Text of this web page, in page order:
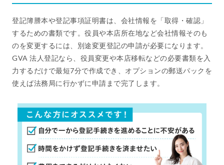
登記簿謄本や登記事項証明書は、会社情報を「取得・確認」
するための書類です。役員や本店所在地など会社情報そのも
のを変更するには、別途変更登記の申請が必要になります。
GVA 法人登記なら、役員変更や本店移転などの必要書類を入
力するだけで最短7分で作成でき、オプションの郵送パックを
使えば法務局に行かずに申請まで完了します。